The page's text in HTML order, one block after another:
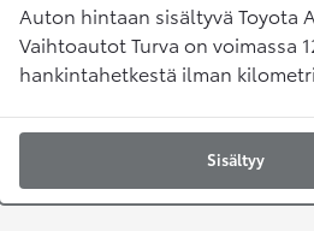
Auton hintaan sisältyvä Toyota
Vaihtoautot Turva on voimassa
hankintahetkestä ilman
Sisältyy